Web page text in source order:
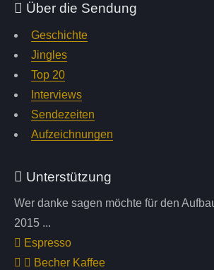
Über die Sendung
Geschichte
Jingles
Top 20
Interviews
Sendezeiten
Aufzeichnungen
Unterstützung
Wer danke sagen möchte für den
2015 ...
Espresso
Becher Kaffee